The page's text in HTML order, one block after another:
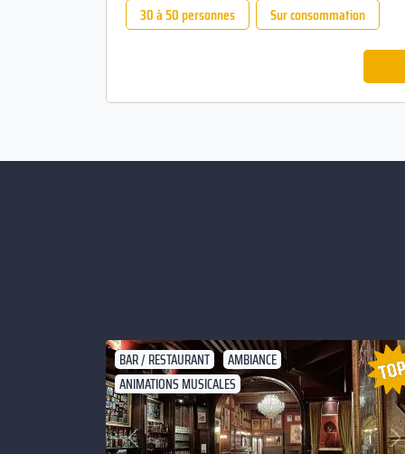
30 à 50 personnes
Sur consommation
BAR / RESTAURANT
AMBIANCE
ANIMATIONS MUSICALES
Précédent
Suivant